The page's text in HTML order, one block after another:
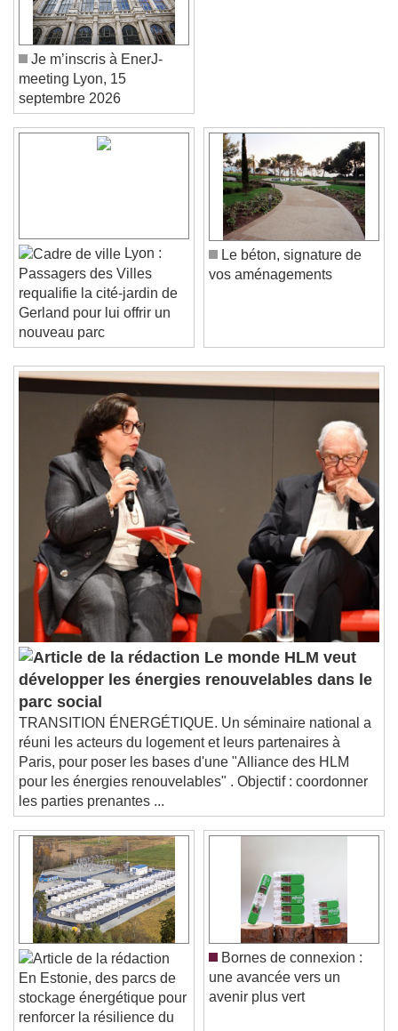
Skip Forward
Unmute
Current Time0:00
/
Duration-:-
Loaded:0%
Stream Type
Seek to live, currently behind liveLIVE
Remaining Time-0:00
Playback Rate
Chapters
Chapters
Descriptions
descriptions off
Subtitles
subtitles settings, opens subtitles
settings dialog
subtitles off, selected
Audio Track
Picture-in-Picture
Fullscreen
This is a modal window.
Beginning of dialog window. Escape will cancel
and close the window.
Text
Color Opacity
Text Background
Color
Caption Area Background
Color Opacity
Font Size
Text Edge Style
Je m’inscris à EnerJ-
meeting Lyon, 15
septembre 2026
Lyon :
Passagers des Villes
requalifie la cité-jardin de
Gerland pour lui offrir un
nouveau parc
Le béton, signature de
Le monde HLM veut
développer les énergies renouvelables dans le
parc social
TRANSITION ÉNERGÉTIQUE. Un séminaire national a
réuni les acteurs du logement et leurs partenaires à
Paris, pour poser les bases d'une "Alliance des HLM
pour les énergies renouvelables" . Objectif : coordonner
les parties prenantes ...
En Estonie, des parcs de
stockage énergétique pour
Bornes de connexion :
une avancée vers un